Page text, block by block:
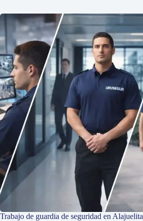
Trabajo de guardia de seguridad en Alajuelita